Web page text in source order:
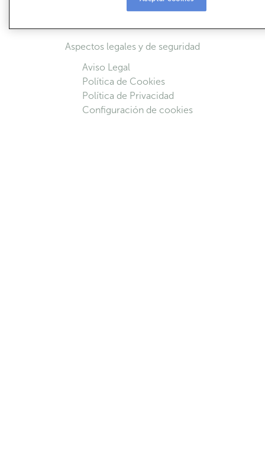
Quiénes Somos
Aspectos legales y de seguridad
Aviso Legal
Política de Cookies
Política de Privacidad
Configuración de cookies